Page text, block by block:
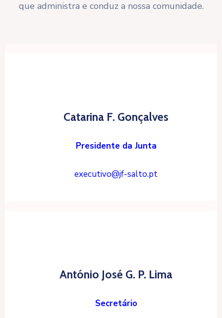
que administra e conduz a nossa comunidade.
Catarina F. Gonçalves
Presidente da Junta
executivo@jf-salto.pt
António José G. P. Lima
Secretário